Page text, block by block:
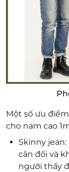
Một số ưu
cho nam cao
Skinny
cân đối và
người thấy